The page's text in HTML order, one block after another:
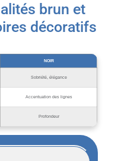
brun et
décoratifs
NOIR
Sobriété, élégance
Accentuation des lignes
Profondeur